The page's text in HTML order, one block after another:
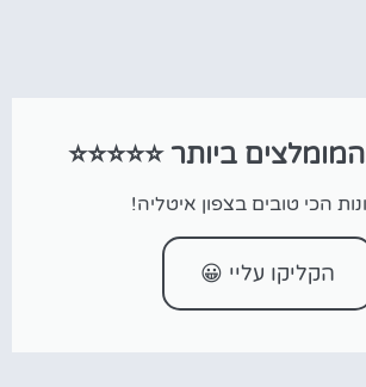
ביותר ⭐⭐⭐⭐⭐
הכי טובים בצפון איטליה!
הקליקו עליי 😀